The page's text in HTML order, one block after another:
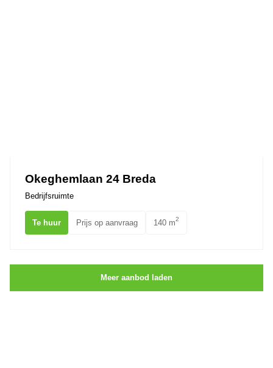
Okeghemlaan 24 Breda
Bedrijfsruimte
Te huur Prijs op aanvraag 140 m2
Meer aanbod laden